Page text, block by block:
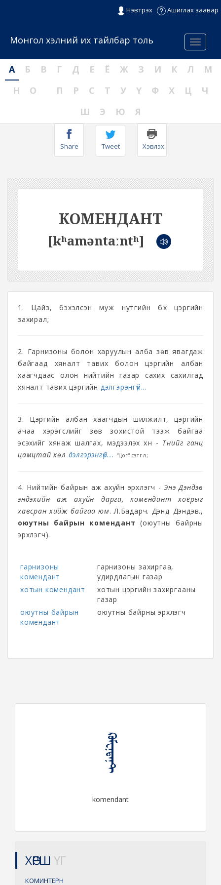
Нэвтрэх Ашиглах заавар
Menu
Монгол хэлний их тайлбар толь
А Б В Г Д Е Ё Ж З И К Л
М
Н
О П Р С Т У Ү Ф Х Ц
Ч
Ш
Э Ю Я
Share Tweet Хэвлэх
КОМЕНДАНТ
[kʰaməntaːntʰ]
1. Цайз, бэхэлсэн муж нутгийн бүх цэргийн
захирал;
2. Гарнизоны болон харуулын алба зөв явагдаж
байгаад хяналт тавих болон цэргийн албан
хаагчдаас олон нийтийн газар сахих сахилгад
хяналт тавих цэргийн дэлгэрэнгүй...
3. Цэргийн албан хаагчдын шилжилт, цэргийн
ачаа хэрэгслийг зөв зохистой тээж байгаа
эсэхийг хянаж шалгах, мэдээлэх хүн - Түүнийг ганц
цамцтай хөл дэлгэрэнгүй... “Цог” сэтгүүл;
4. Нийтийн байрын аж ахуйн эрхлэгч -Энэ Дэндэв
эндэхийн аж ахуйн дарга, комендант хоёрыг
хавсран хийж байгаа юм.Л.Бадарч. Дэндүү Дэндэв.,
оюутны байрын комендант (оюутны байрны
эрхлэгч).
гарнизоны
комендант
гарнизоны захиргаа,
удирдлагын газар
хотын комендант
хотын цэргийн захиргааны
газар
оюутны байрын
комендант
оюутны байрны эрхлэгч
ᠺᠣᠮᠧᠨ᠋ᠳᠠᠨ᠋ᠲ
komendant
ХӨРШ ҮГ
КОМИНТЕРН